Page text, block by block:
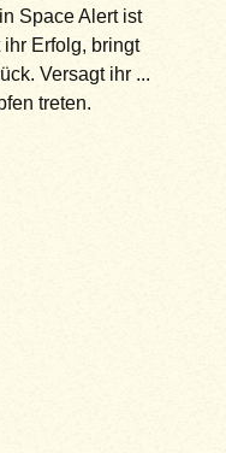
Space Alert ist
Erfolg, bringt
Versagt ihr ...
treten.